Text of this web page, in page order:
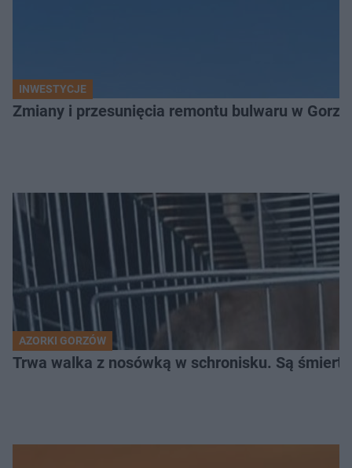
INWESTYCJE
Zmiany i przesunięcia remontu bulwaru w
AZORKI GORZÓW
Trwa walka z nosówką w schronisku. Są